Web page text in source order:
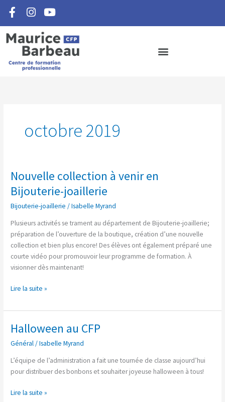
contenu
F
a
c
e
b
o
I
n
s
t
a
g
r
Y
o
u
t
u
b
e
octobre 2019
Nouvelle collection à venir en
Bijouterie-joaillerie
Bijouterie-joaillerie /Isabelle Myrand
Plusieurs activités se trament au département de Bijouterie-joaillerie;
préparation de l’ouverture de la boutique, création d’une nouvelle
collection et bien plus encore! Des élèves ont également préparé une
courte vidéo pour promouvoir leur programme de formation. À
visionner dès maintenant!
Nouvelle
à
venir
joaillerie
Lire la suite »
Halloween au CFP
Général/Isabelle Myrand
L’équipe de l’administration a fait une tournée de classe aujourd’hui
pour distribuer des bonbons et souhaiter joyeuse halloween à tous!
Halloween
CFP
Lire la suite »